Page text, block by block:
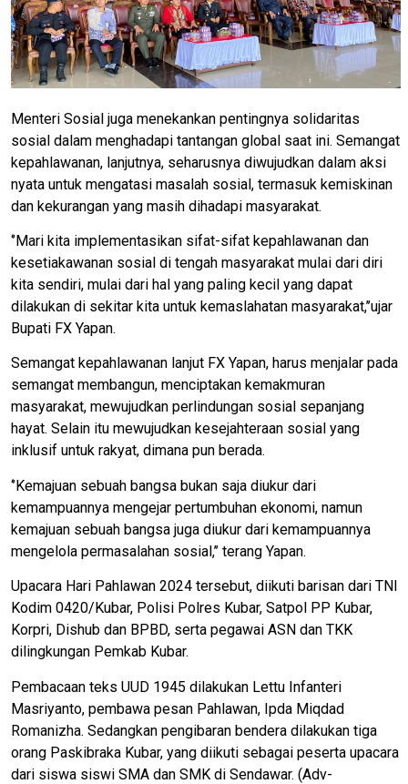
Menteri Sosial juga menekankan pentingnya solidaritas
sosial dalam menghadapi tantangan global saat ini. Semangat
kepahlawanan, lanjutnya, seharusnya diwujudkan dalam aksi
nyata untuk mengatasi masalah sosial, termasuk kemiskinan
dan kekurangan yang masih dihadapi masyarakat.
‘’Mari kita implementasikan sifat-sifat kepahlawanan dan
kesetiakawanan sosial di tengah masyarakat mulai dari diri
kita sendiri, mulai dari hal yang paling kecil yang dapat
dilakukan di sekitar kita untuk kemaslahatan masyarakat,’’ujar
Bupati FX Yapan.
Semangat kepahlawanan lanjut FX Yapan, harus menjalar pada
semangat membangun, menciptakan kemakmuran
masyarakat, mewujudkan perlindungan sosial sepanjang
hayat. Selain itu mewujudkan kesejahteraan sosial yang
inklusif untuk rakyat, dimana pun berada.
‘’Kemajuan sebuah bangsa bukan saja diukur dari
kemampuannya mengejar pertumbuhan ekonomi, namun
kemajuan sebuah bangsa juga diukur dari kemampuannya
mengelola permasalahan sosial,’’ terang Yapan.
Upacara Hari Pahlawan 2024 tersebut, diikuti barisan dari TNI
Kodim 0420/Kubar, Polisi Polres Kubar, Satpol PP Kubar,
Korpri, Dishub dan BPBD, serta pegawai ASN dan TKK
dilingkungan Pemkab Kubar.
Pembacaan teks UUD 1945 dilakukan Lettu Infanteri
Masriyanto, pembawa pesan Pahlawan, Ipda Miqdad
Romanizha. Sedangkan pengibaran bendera dilakukan tiga
orang Paskibraka Kubar, yang diikuti sebagai peserta upacara
dari siswa siswi SMA dan SMK di Sendawar. (Adv-